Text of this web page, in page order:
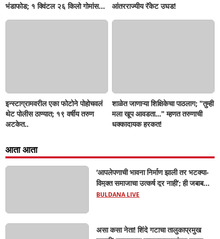
भंडाफोड; १ क्विंटल २६ किलो गोमांस
आंतरराज्यीय रॅकेट उघड!
इन्स्टाग्रामवरील एका फोटोने पोहोचवलं
थेट पोलीस ठाण्यात; १९ वर्षीय तरुण
अटकेत..
शाळेत जाणाऱ्या शिक्षिकेचा पाठलाग; "तुम्ही
मला खूप आवडता..." म्हणत तरुणाची
धक्कादायक हरकत!
आता आता
‘आपलेपणाची भावना निर्माण झाली तर भटक्या-
विमुक्त समाजाचा उत्कर्ष दूर नाही’; ही जबाबदारी
केवळ सरकारची नाही,आपल्या सर्वांची !
BULDANA LIVE
असा कसा नेता! शिंदे गटाचा तालुकाप्रमुख